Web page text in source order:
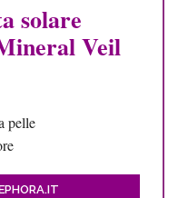
solare
Veil
pelle